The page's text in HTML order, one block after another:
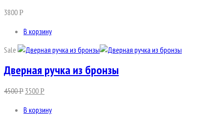
3800Р
В корзину
Sale
Дверная ручка из бронзы
4500Р 3500Р
В корзину